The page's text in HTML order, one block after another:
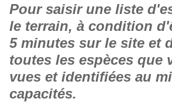
Pour saisir une liste
le terrain, à condition
5 minutes sur le site et
toutes les espèces que
vues et identifiées au
capacités.